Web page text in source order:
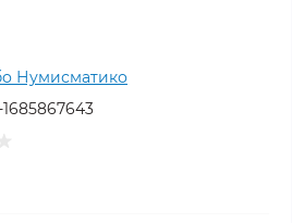
Нумисматико